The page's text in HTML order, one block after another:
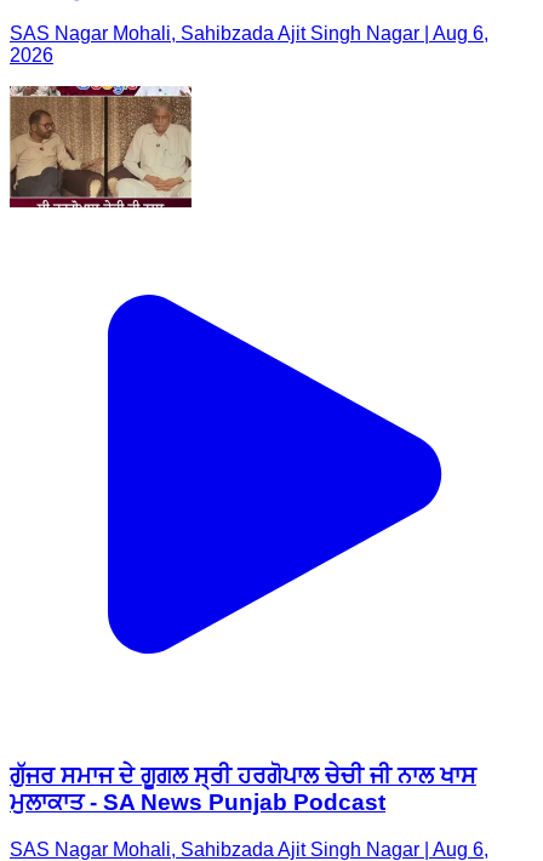
SAS Nagar Mohali, Sahibzada Ajit Singh Nagar | Aug 6,
2026
ਗੁੱਜਰ ਸਮਾਜ ਦੇ ਗੂਗਲ ਸ੍ਰੀ ਹਰਗੋਪਾਲ ਚੇਚੀ ਜੀ ਨਾਲ ਖਾਸ
ਮੁਲਾਕਾਤ - SA News Punjab Podcast
SAS Nagar Mohali, Sahibzada Ajit Singh Nagar | Aug 6,